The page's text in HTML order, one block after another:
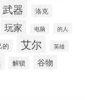
武器 洛克
玩家 电脑 的人
的 艾尔 英雄
解锁 谷物